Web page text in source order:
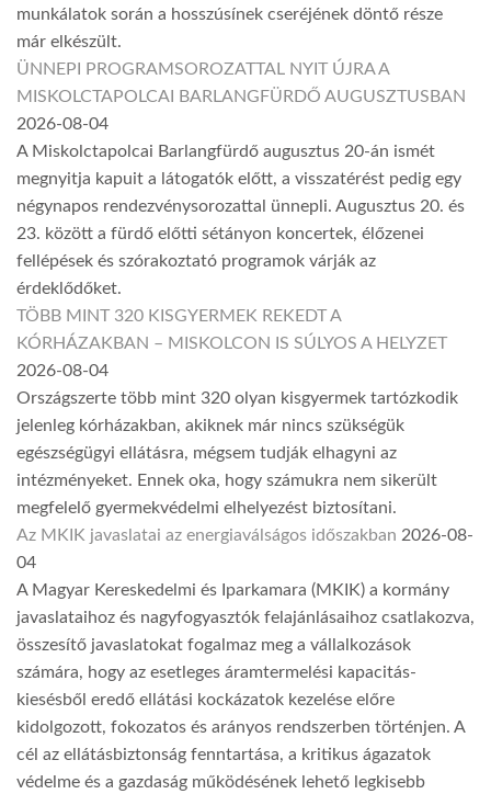
munkálatok során a hosszúsínek cseréjének döntő része
már elkészült.
ÜNNEPI PROGRAMSOROZATTAL NYIT ÚJRA A
MISKOLCTAPOLCAI BARLANGFÜRDŐ AUGUSZTUSBAN
2026-08-04
A Miskolctapolcai Barlangfürdő augusztus 20-án ismét
megnyitja kapuit a látogatók előtt, a visszatérést pedig egy
négynapos rendezvénysorozattal ünnepli. Augusztus 20. és
23. között a fürdő előtti sétányon koncertek, élőzenei
fellépések és szórakoztató programok várják az
érdeklődőket.
TÖBB MINT 320 KISGYERMEK REKEDT A
KÓRHÁZAKBAN – MISKOLCON IS SÚLYOS A HELYZET
2026-08-04
Országszerte több mint 320 olyan kisgyermek tartózkodik
jelenleg kórházakban, akiknek már nincs szükségük
egészségügyi ellátásra, mégsem tudják elhagyni az
intézményeket. Ennek oka, hogy számukra nem sikerült
megfelelő gyermekvédelmi elhelyezést biztosítani.
Az MKIK javaslatai az energiaválságos időszakban 2026-08-
04
A Magyar Kereskedelmi és Iparkamara (MKIK) a kormány
javaslataihoz és nagyfogyasztók felajánlásaihoz csatlakozva,
összesítő javaslatokat fogalmaz meg a vállalkozások
számára, hogy az esetleges áramtermelési kapacitás-
kiesésből eredő ellátási kockázatok kezelése előre
kidolgozott, fokozatos és arányos rendszerben történjen. A
cél az ellátásbiztonság fenntartása, a kritikus ágazatok
védelme és a gazdaság működésének lehető legkisebb